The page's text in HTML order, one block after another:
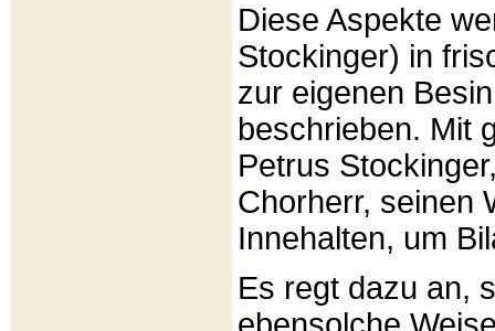
Diese Aspekte
Stockinger) in
zur eigenen
beschrieben. Mit
Petrus
Chorherr, seinen
Innehalten, um
Es regt dazu an,